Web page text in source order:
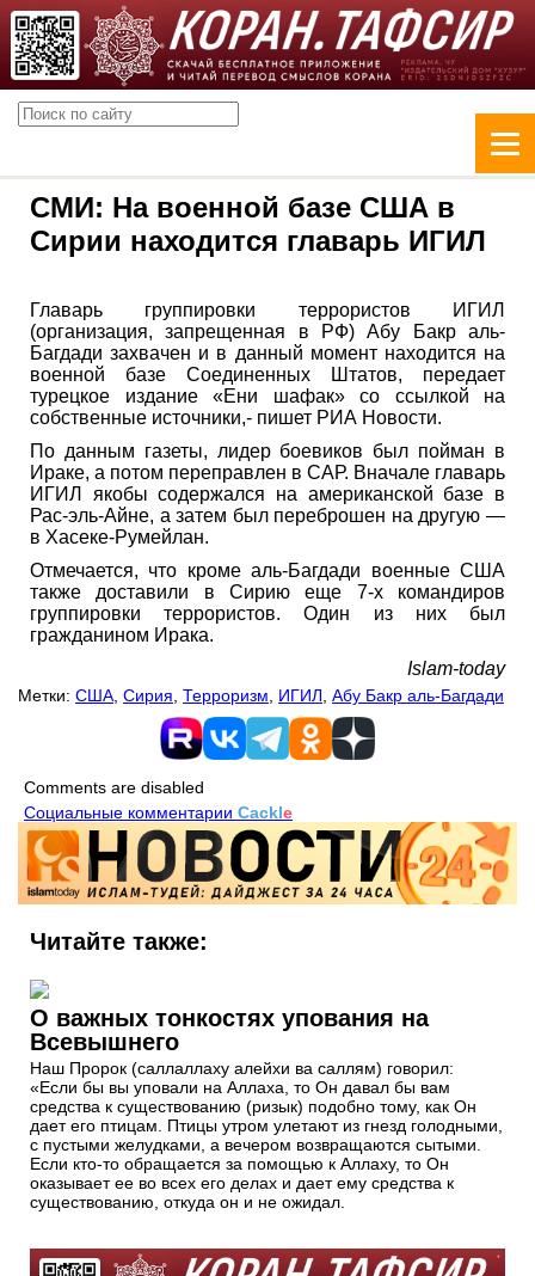
СМИ: На военной базе США в
Сирии находится главарь ИГИЛ
Главарь группировки террористов ИГИЛ
(организация, запрещенная в РФ) Абу Бакр аль-
Багдади захвачен и в данный момент находится на
военной базе Соединенных Штатов, передает
турецкое издание «Ени шафак» со ссылкой на
собственные источники,- пишет РИА Новости.
По данным газеты, лидер боевиков был пойман в
Ираке, а потом переправлен в САР. Вначале главарь
ИГИЛ якобы содержался на американской базе в
Рас-эль-Айне, а затем был переброшен на другую —
в Хасеке-Румейлан.
Отмечается, что кроме аль-Багдади военные США
также доставили в Сирию еще 7-х командиров
группировки террористов. Один из них был
гражданином Ирака.
Islam-today
Метки: США Сирия Терроризм ИГИЛ Абу Бакр аль-Багдади
Comments are disabled
Социальные комментарии Cackle
Читайте также:
О важных тонкостях упования на
Всевышнего
Наш Пророк (саллаллаху алейхи ва саллям) говорил:
«Если бы вы уповали на Аллаха, то Он давал бы вам
средства к существованию (ризык) подобно тому, как Он
дает его птицам. Птицы утром улетают из гнезд голодными,
с пустыми желудками, а вечером возвращаются сытыми.
Если кто-то обращается за помощью к Аллаху, то Он
оказывает ее во всех его делах и дает ему средства к
существованию, откуда он и не ожидал.